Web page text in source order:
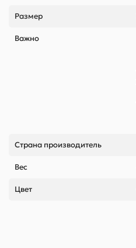
Размер
Важно
Страна производитель
Вес
Цвет